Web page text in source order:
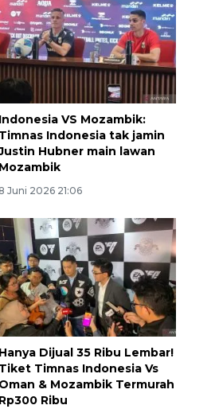
Indonesia VS Mozambik:
Timnas Indonesia tak jamin
Hubner main lawan
Mozambik
8 Juni 2026 21:06
Hanya Dijual 35 Ribu Lembar!
Tiket Timnas Indonesia Vs
Oman & Mozambik Termurah
Rp300 Ribu